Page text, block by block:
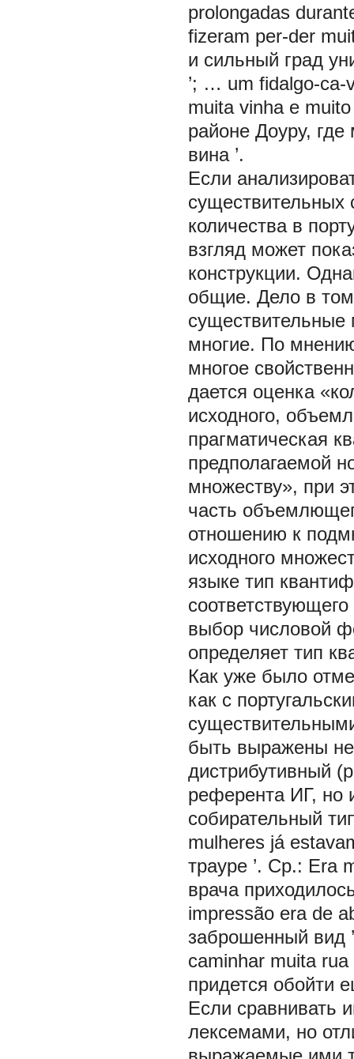
prolongadas
fizeram per-der
и сильный град
’; … um fidalgo-ca-
muita vinha e
районе Доуру, где
вина ’.
Если
существительных
количества в
взгляд может
конструкции.
общие. Дело в
существительные
многие. По
многое
дается оценка
исходного,
прагматическая
предполагаемой
множеству», при
часть
отношению к
исходного
языке тип
выбор числовой
определяет тип
Как уже было
как с
быть выражены
дистрибутивный
референта ИГ, но
собирательный
mulheres já
трауре ’. Ср.: Era
врача
impressão era de
заброшенный вид
caminhar muita rua
придется обойти
Если сравнивать
лексемами, но